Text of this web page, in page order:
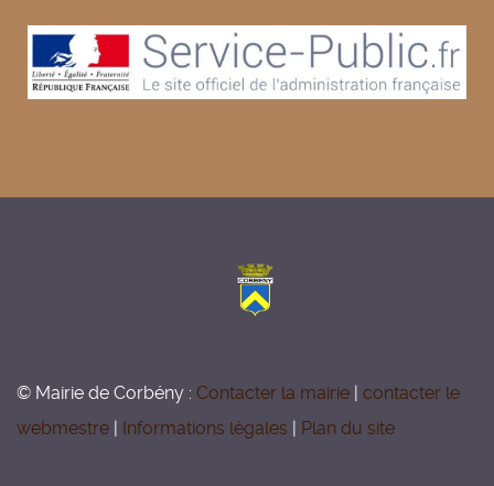
© Mairie de Corbény : Contacter la mairie | contacter le
webmestre | Informations légales | Plan du site